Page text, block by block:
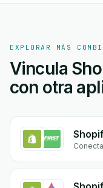
EXPLORAR MÁS
Vincula
con otra